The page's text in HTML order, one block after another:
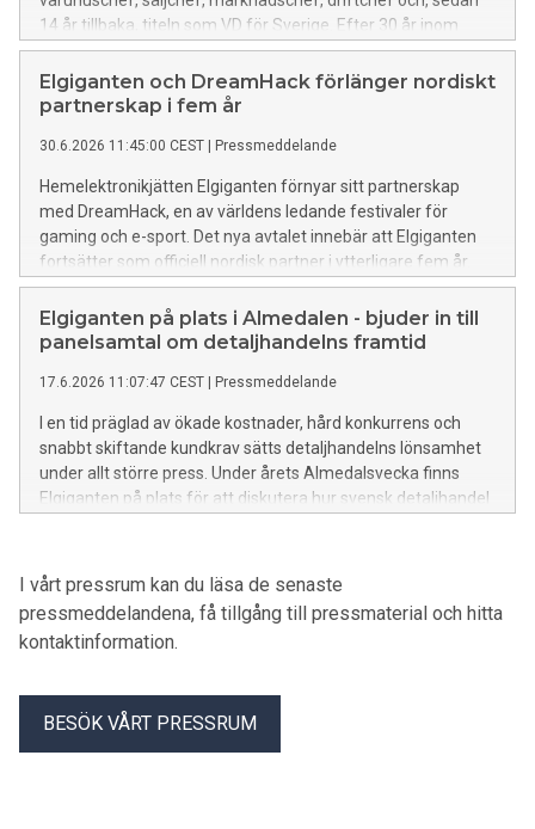
14 år tillbaka, titeln som VD för Sverige. Efter 30 år inom
koncernen blir han nu VD för hela Norden.
Elgiganten och DreamHack förlänger nordiskt
partnerskap i fem år
30.6.2026 11:45:00 CEST Pressmeddelande
Hemelektronikjätten Elgiganten förnyar sitt partnerskap
med DreamHack, en av världens ledande festivaler för
gaming och e-sport. Det nya avtalet innebär att Elgiganten
fortsätter som officiell nordisk partner i ytterligare fem år.
Tillsammans ska parterna fortsätta skapa upplevelser,
aktiviteter och mötesplatser för gamingcommunityt – och
samtidigt ta festivalupplevelsen till nästa nivå.
Elgiganten på plats i Almedalen - bjuder in till
panelsamtal om detaljhandelns framtid
17.6.2026 11:07:47 CEST Pressmeddelande
I en tid präglad av ökade kostnader, hård konkurrens och
snabbt skiftande kundkrav sätts detaljhandelns lönsamhet
under allt större press. Under årets Almedalsvecka finns
Elgiganten på plats för att diskutera hur svensk detaljhandel
I vårt pressrum kan du läsa de senaste
pressmeddelandena, få tillgång till pressmaterial och hitta
kontaktinformation.
BESÖK VÅRT PRESSRUM